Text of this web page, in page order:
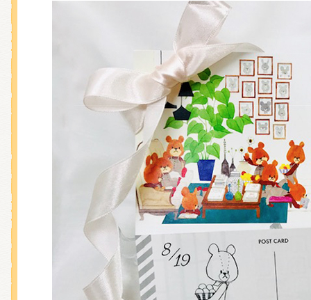
くまのがっこう 家庭科部